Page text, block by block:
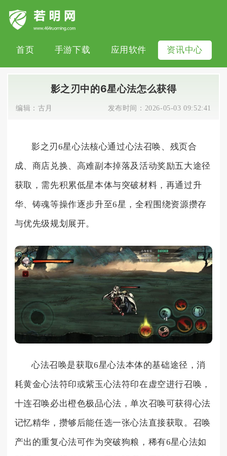
首页 手游下载 应用软件 资讯中心
影之刃中的6星心法怎么获得
编辑： 古月 发布时间： 2026-05-03 09:52:41
影之刃6星心法核心通过心法召唤、残页合
成、商店兑换、高难副本掉落及活动奖励五大途径
获取，需先积累低星本体与突破材料，再通过升
华、铸魂等操作逐步升至6星，全程围绕资源攒存
与优先级规划展开。
心法召唤是获取6星心法本体的基础途径，消
耗黄金心法符印或紫玉心法符印在虚空进行召唤，
十连召唤必出橙色极品心法，单次召唤可获得心法
记忆精华，攒够后能任选一张心法直接获取。召唤
产出的重复心法可作为突破狗粮，稀有6星心法如